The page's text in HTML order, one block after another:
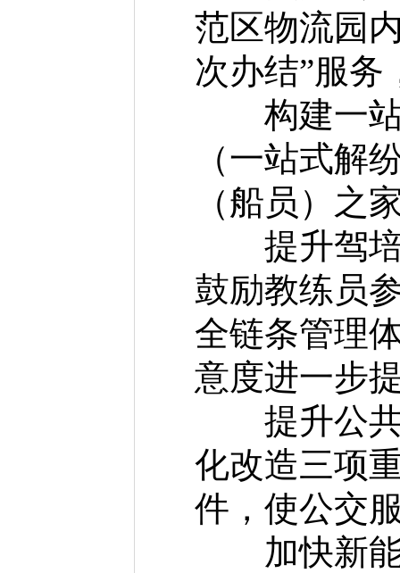
范区物流园
次办结”服务
构建一站
（一站式解
（船员）之
提升驾培
鼓励教练员
全链条管理
意度进一步
提升公共
化改造三项
件，使公交
加快新能